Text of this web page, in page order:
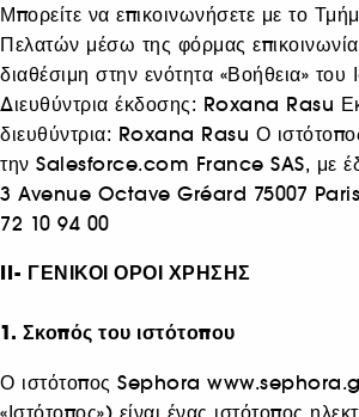
Μπορείτε να επικοινωνήσετε με το
Πελατών μέσω της φόρμας
διαθέσιμη στην ενότητα «Βοήθεια» του
Διευθύντρια έκδοσης: Roxana Rasu
διευθύντρια: Roxana Rasu Ο
την Salesforce.com France SAS, με
3 Avenue Octave Gréard 75007
72 10 94 00
II- ΓΕΝΙΚΟΙ ΟΡΟΙ ΧΡΗΣΗΣ
1. Σκοπός του ιστότοπου
Ο ιστότοπος Sephora
«Ιστότοπος») είναι ένας ιστότοπος